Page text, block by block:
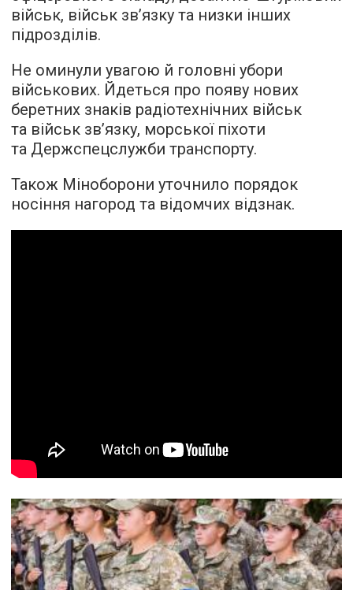
військ, військ зв’язку та низки інших
підрозділів.
Не оминули увагою й головні убори
військових. Йдеться про появу нових
беретних знаків радіотехнічних військ
та військ зв’язку, морської піхоти
та Держспецслужби транспорту.
Також Міноборони уточнило порядок
носіння нагород та відомчих відзнак.